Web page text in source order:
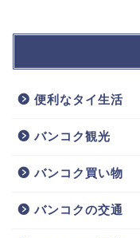
便利なタイ生活
バンコク観光
バンコク買い物
バンコクの交通